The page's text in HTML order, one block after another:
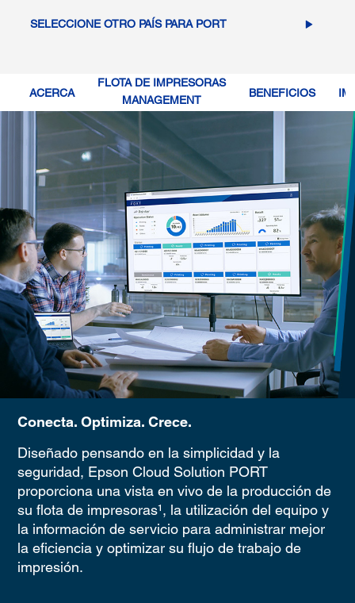
SELECCIONE OTRO PAÍS PARA PORT
ACERCA
FLOTA DE IMPRESORAS
MANAGEMENT
BENEFICIOS
Conecta. Optimiza. Crece.
Diseñado pensando en la simplicidad y la
seguridad, Epson Cloud Solution PORT
proporciona una vista en vivo de la producción de
su flota de impresoras¹, la utilización del equipo y
la información de servicio para administrar mejor
la eficiencia y optimizar su flujo de trabajo de
impresión.